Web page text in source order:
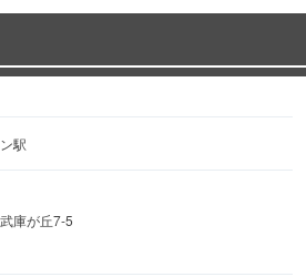
、黒毛和牛のやわらかくてジュー
お楽しみ下さい。
駅
庫が丘7-5